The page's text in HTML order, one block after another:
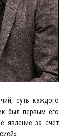
суть каждого
был первым его
явление за счет